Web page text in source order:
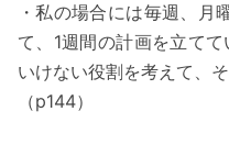
・私の場合には毎週、月
て、1週間の計画を立て
いけない役割を考えて、
（p144）